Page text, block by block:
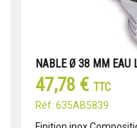
NABLE Ø 38 MM EAU
47,78 € TTC
Réf: 635AB5839